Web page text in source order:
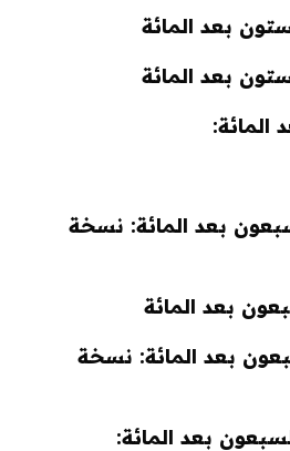
بعد المائة
بعد المائة
المائة:
بعد المائة: نسخة
بعد المائة
بعد المائة: نسخة
بعد المائة: